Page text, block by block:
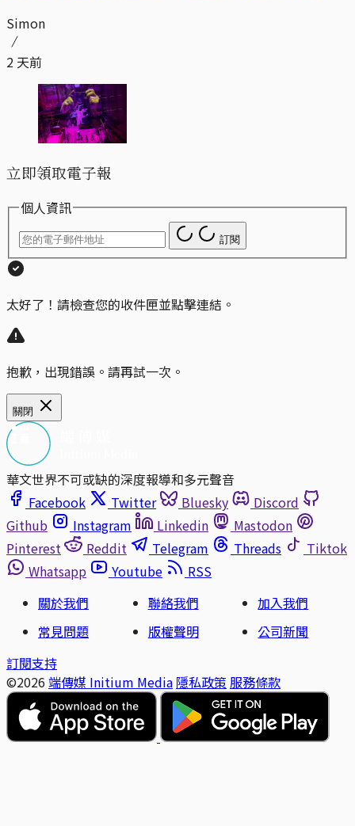
Simon
2 天前
立即領取電子報
個人資訊
訂閱
太好了！請檢查您的收件匣並點擊連結。
抱歉，出現錯誤。請再試一次。
關閉
華文世界不可或缺的深度報導和多元聲音
Facebook
Twitter Bluesky
Discord
Github
Instagram Linkedin
Mastodon
Pinterest
Reddit Telegram Threads
Tiktok
Whatsapp
Youtube
RSS
關於我們
聯絡我們
加入我們
常見問題
版權聲明
公司新聞
訂閱支持
©2026 端傳媒 Initium Media 隱私政策 服務條款